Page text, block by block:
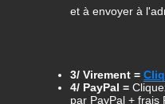
et à envoyer à
3/ Virement =
4/ PayPal =
par PayPal + frais